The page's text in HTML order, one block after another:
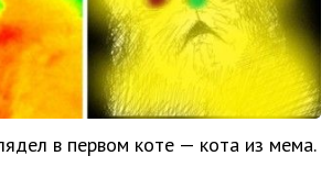
в первом коте — кота из мема.